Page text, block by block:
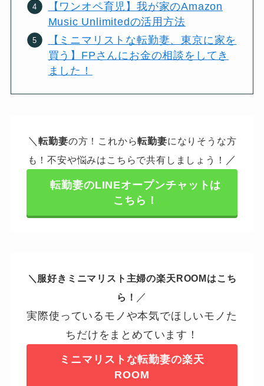
【ワンオペ育児】我が家のAmazon
Music Unlimitedの活用方法
【ミニマリストな転勤妻、東京に家を
買う】FPさんにお金の相談をしてき
ました！
＼転勤妻の方！これから転勤妻になりそうな方
も！不安や悩みはこちらで共有しましょう！
／
転勤妻のLINEオープンチャットは
こちら！
＼服好きミニマリスト主婦の楽天ROOMはこち
ら！ ／
実際使っているモノや本気でほしいモノた
ちだけをまとめています！
ミニマリストな転勤妻の楽天
ROOM